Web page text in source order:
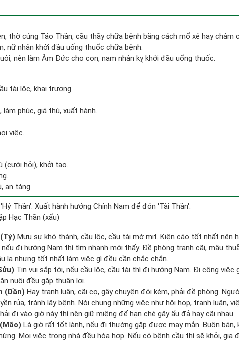
thờ cúng Táo Thần, cầu thầy chữa bệnh bằng cách mổ xẻ hay châm
nữ nhân khởi đầu uống thuốc chữa bệnh.
nên làm Âm Đức cho con, nam nhân kỵ khởi đầu uống thuốc.
tài lộc, khai trương.
phúc, giá thú, xuất hành.
việc.
(cưới hỏi), khởi tạo.
an táng.
Thần'. Xuất hành hướng Chính Nam để đón 'Tài Thần'.
Hạc Thần (xấu)
Mưu sự khó thành, cầu lộc, cầu tài mờ mịt. Kiện cáo tốt nhất nên
đi hướng Nam thì tìm nhanh mới thấy. Đề phòng tranh cãi, mâu
la nhưng tốt nhất làm việc gì đều cần chắc chắn.
Tin vui sắp tới, nếu cầu lộc, cầu tài thì đi hướng Nam. Đi công việc
nuôi đều gặp thuận lợi.
(Dần) Hay tranh luận, cãi cọ, gây chuyện đói kém, phải đề phòng.
rủa, tránh lây bệnh. Nói chung những việc như hội họp, tranh luận,
đi vào giờ này thì nên giữ miệng để hạn ché gây ẩu đả hay cãi nhau.
Là giờ rất tốt lành, nếu đi thường gặp được may mắn. Buôn bán,
Mọi việc trong nhà đều hòa hợp. Nếu có bệnh cầu thì sẽ khỏi, gia